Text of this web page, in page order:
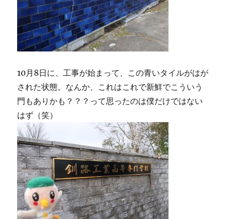
10月8日に、工事が始まって、この青いタイルがはが
された状態。なんか、これはこれで新鮮でこういう
門もありかも？？？って思ったのは僕だけではない
はず（笑）